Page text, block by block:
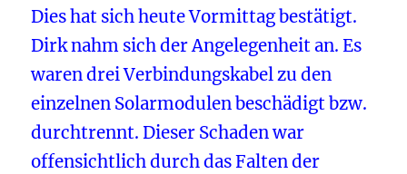
Dies hat sich heute Vormittag bestätigt.
Dirk nahm sich der Angelegenheit an. Es
waren drei Verbindungskabel zu den
einzelnen Solarmodulen beschädigt bzw.
durchtrennt. Dieser Schaden war
offensichtlich durch das Falten der